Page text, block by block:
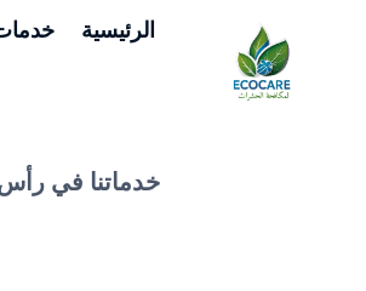
المحتوى
الرئيسية
خدماتنا في